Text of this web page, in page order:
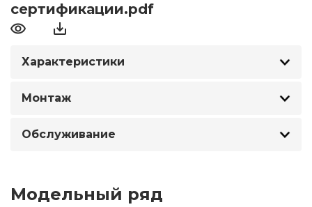
сертификации.pdf
Характеристики
Монтаж
Обслуживание
Модельный ряд